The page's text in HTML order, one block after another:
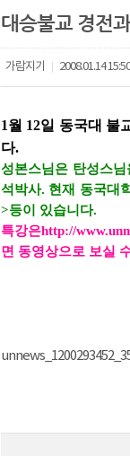
대승불교 경전
가람지기 2008.01.14
1월 12일 동국대 불
다.
성본스님은 탄성스
석박사. 현재 동국대
>등이 있습니다.
특강은http://
면 동영상으로 보실